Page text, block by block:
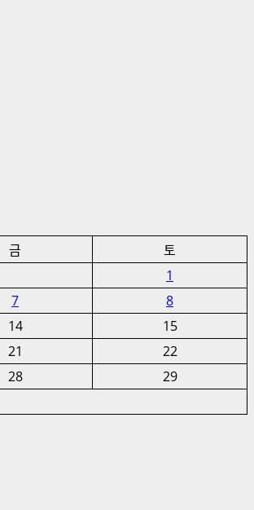
금
토
1
7
8
14
15
21
22
28
29